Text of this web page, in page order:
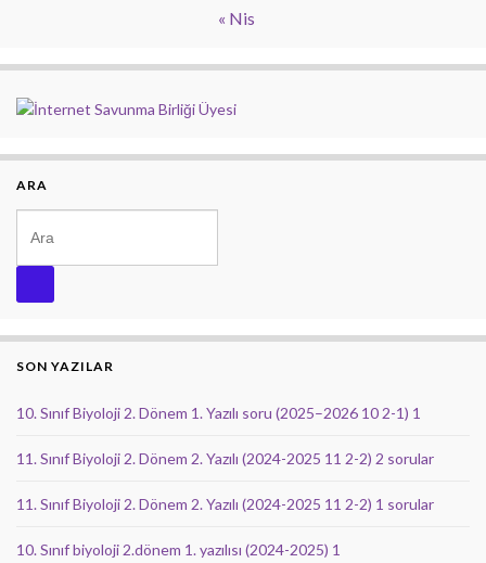
« Nis
ARA
SON YAZILAR
10. Sınıf Biyoloji 2. Dönem 1. Yazılı soru (2025–2026 10 2-1) 1
11. Sınıf Biyoloji 2. Dönem 2. Yazılı (2024-2025 11 2-2) 2 sorular
11. Sınıf Biyoloji 2. Dönem 2. Yazılı (2024-2025 11 2-2) 1 sorular
10. Sınıf biyoloji 2.dönem 1. yazılısı (2024-2025) 1